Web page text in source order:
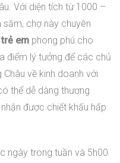
Với diện tích từ 1000 –
chợ này chuyên
em phong phú cho
điểm lý tưởng để các chủ
về kinh doanh với
thể dễ dàng thương
được chiết khấu hấp
ngày trong tuần và 5h00